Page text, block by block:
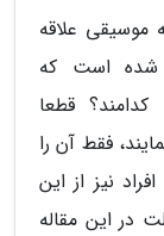
علاقه
شده است که
قطعا
فقط آن را
نیز از این
در این مقاله